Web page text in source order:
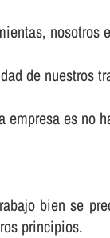
de nuestros
es no
bien se
principios.